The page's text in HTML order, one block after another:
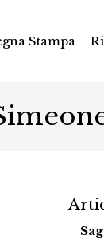
Stampa